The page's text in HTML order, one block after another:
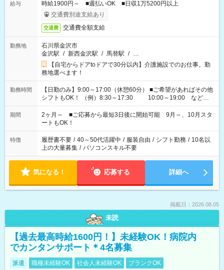
給与
時給1900円～ ■週払いOK ■日収1万5200円以上
交通費別途支給あり
交通費 交通費全額支給
勤務地
石川県金沢市
金沢駅 / 新西金沢駅 / 馬替駅 / …
【自宅からドアtoドアで30分以内】介護施設でのお仕事。勤
務地選べます！
勤務時間
【日勤のみ】9:00～17:00（休憩60分） ■ご希望があればその他
シフトもOK！ （例）8:30～17:30 10:00～19:00 など
「家族とお休みを合わせたい」 「できれば残業はしたくない」
など、あなたのご希望に沿ったお仕事をご紹介します！ ※Wワ
ーク希望の方へ 今ご覧のお仕事で希望する勤務時間と、もう1つ
のお仕事の勤務時間。 合計で週40時間を超える場合は応募でき
ません
期間
2ヶ月～ ■ご応募から最短3日後に開始可能 9月～、10月スタ
ートもOK！
特徴 履歴書不要 / 40～50代活躍中 / 服装自由 / シフト勤務 / 10名以
上の大量募集 / パソコンスキル不要
気になる！ 応募する 詳細へ
掲載日：2026.08.05
未読
【過去最高時給1600円！】未経験OK！病院内
でカンタンサポート＊4名募集
派遣 職種未経験OK 社会人未経験OK
ブランクOK